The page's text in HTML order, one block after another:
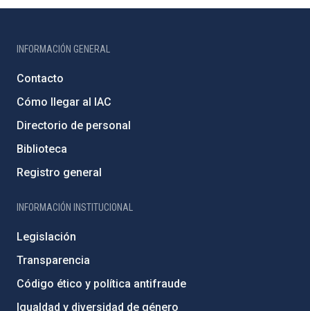
INFORMACIÓN GENERAL
Contacto
Cómo llegar al IAC
Directorio de personal
Biblioteca
Registro general
INFORMACIÓN INSTITUCIONAL
Legislación
Transparencia
Código ético y política antifraude
Igualdad y diversidad de género